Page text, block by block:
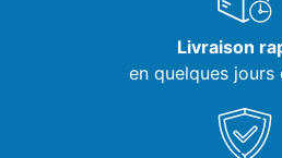
Livraison
en quelques jours